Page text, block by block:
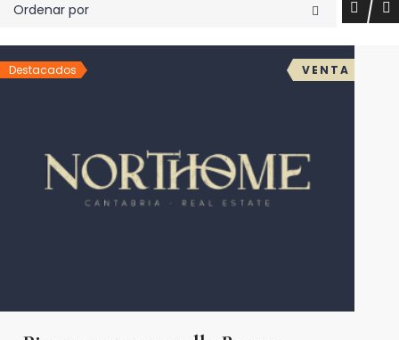
Ordenar por
Destacados VENTA